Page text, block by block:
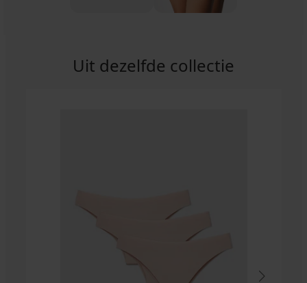
Uit dezelfde collectie